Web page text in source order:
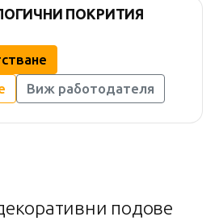
ПОКРИТИЯ
Виж работодателя
подове